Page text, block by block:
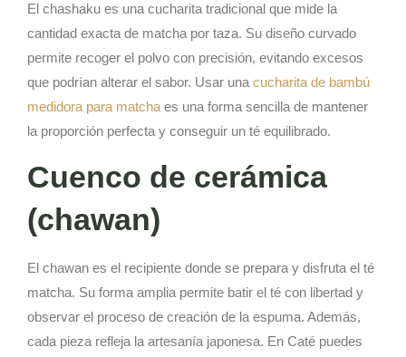
El chashaku es una cucharita tradicional que mide la
cantidad exacta de matcha por taza. Su diseño curvado
permite recoger el polvo con precisión, evitando excesos
que podrían alterar el sabor. Usar una cucharita de bambú
medidora para matcha es una forma sencilla de mantener
la proporción perfecta y conseguir un té equilibrado.
Cuenco de cerámica
(chawan)
El chawan es el recipiente donde se prepara y disfruta el té
matcha. Su forma amplia permite batir el té con libertad y
observar el proceso de creación de la espuma. Además,
cada pieza refleja la artesanía japonesa. En Caté puedes